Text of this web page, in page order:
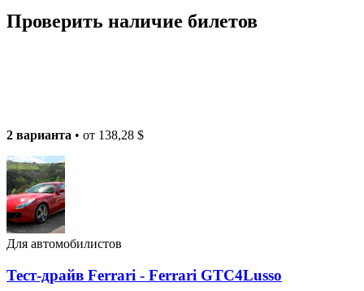
Проверить наличие билетов
2 варианта • от 138,28 $
Для автомобилистов
Тест-драйв Ferrari - Ferrari GTC4Lusso